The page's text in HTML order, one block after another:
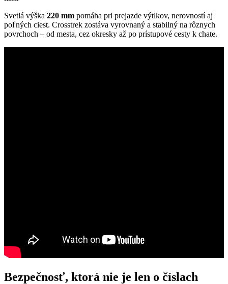
Svetlá výška 220 mm pomáha pri prejazde výtlkov, nerovností aj
poľných ciest. Crosstrek zostáva vyrovnaný a stabilný na rôznych
povrchoch – od mesta, cez okresky až po prístupové cesty k chate.
Bezpečnosť, ktorá nie je len o číslach